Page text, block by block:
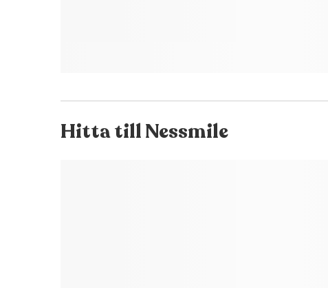
Hitta tillNessmile